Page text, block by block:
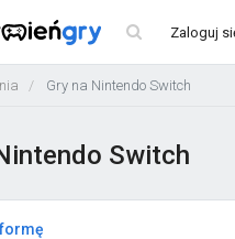
Zaloguj
Gry na Nintendo Switch
Switch